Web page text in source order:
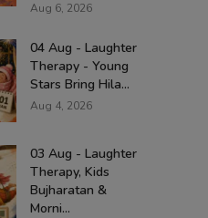
Aug 6, 2026
04 Aug - Laughter
Therapy - Young
Stars Bring Hila...
Aug 4, 2026
03 Aug - Laughter
Therapy, Kids
Bujharatan &
Morni...